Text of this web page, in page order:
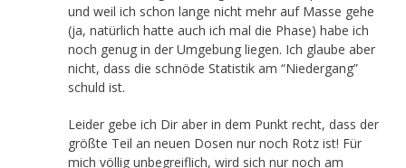
und weil ich schon lange nicht mehr auf Masse gehe
(ja, natürlich hatte auch ich mal die Phase) habe ich
noch genug in der Umgebung liegen. Ich glaube aber
nicht, dass die schnöde Statistik am “Niedergang”
schuld ist.
Leider gebe ich Dir aber in dem Punkt recht, dass der
größte Teil an neuen Dosen nur noch Rotz ist! Für
mich völlig unbegreiflich, wird sich nur noch am